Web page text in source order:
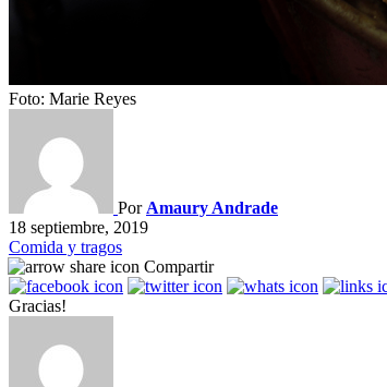
Foto: Marie Reyes
Por Amaury Andrade
18 septiembre, 2019
Comida y tragos
Compartir
Gracias!